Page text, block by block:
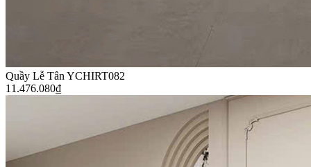
Quầy Lễ Tân YCHIRT082
11.476.080₫